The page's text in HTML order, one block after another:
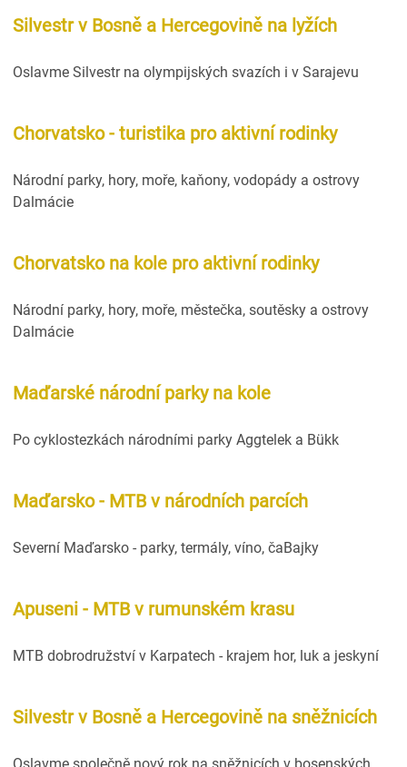
Silvestr v Bosně a Hercegovině na lyžích
Oslavme Silvestr na olympijských svazích i v Sarajevu
Chorvatsko - turistika pro aktivní rodinky
Národní parky, hory, moře, kaňony, vodopády a ostrovy
Dalmácie
Chorvatsko na kole pro aktivní rodinky
Národní parky, hory, moře, městečka, soutěsky a ostrovy
Dalmácie
Maďarské národní parky na kole
Po cyklostezkách národními parky Aggtelek a Bükk
Maďarsko - MTB v národních parcích
Severní Maďarsko - parky, termály, víno, čaBajky
Apuseni - MTB v rumunském krasu
MTB dobrodružství v Karpatech - krajem hor, luk a jeskyní
Silvestr v Bosně a Hercegovině na sněžnicích